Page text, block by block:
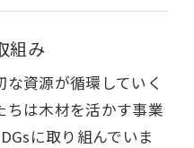
組み
な資源が循環していく
ちは木材を活かす事業
に取り組んでいま